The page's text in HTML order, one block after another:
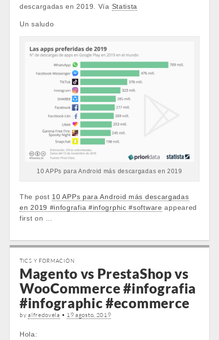
descargadas en 2019. Vía Statista
Un saludo
10 APPs para Android más descargadas en 2019
The post 10 APPs para Android más descargadas
en 2019 #infografia #infogrphic #software appeared
first on …
TICS Y FORMACIÓN
Magento vs PrestaShop vs
WooCommerce #infografia
#infographic #ecommerce
byalfredovela • 19 agosto, 2019
Hola: